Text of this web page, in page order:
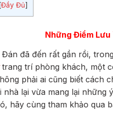
Đầy Đủ]
Những Điểm Lưu
đã đến rất gần rồi,
trang trí phòng khách, một
phải ai cũng biết cách
nhà lại vừa mang lại
hãy cùng tham khảo qua